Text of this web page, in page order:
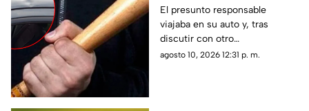
golpea un auto con un
bate en Anáhuac
El presunto responsable
viajaba en su auto y, tras
discutir con otro
automovilista, habría
agosto 10, 2026 12:31 p. m.